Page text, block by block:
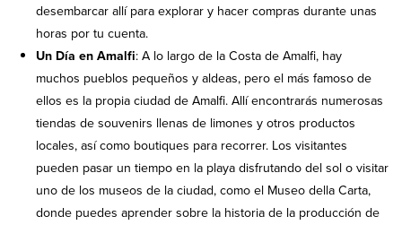
desembarcar allí para explorar y hacer compras durante unas
horas por tu cuenta.
Un Día en Amalfi: A lo largo de la Costa de Amalfi, hay
muchos pueblos pequeños y aldeas, pero el más famoso de
ellos es la propia ciudad de Amalfi. Allí encontrarás numerosas
tiendas de souvenirs llenas de limones y otros productos
locales, así como boutiques para recorrer. Los visitantes
pueden pasar un tiempo en la playa disfrutando del sol o visitar
uno de los museos de la ciudad, como el Museo della Carta,
donde puedes aprender sobre la historia de la producción de